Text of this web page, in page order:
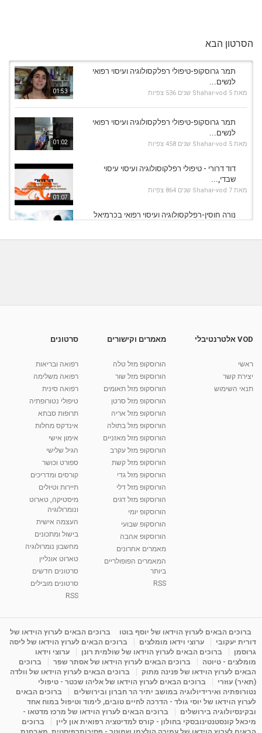
הסרטון הבא
01:53
תמר גרוסקופ-טיפולי רפלקסולוגיה ועיסוי רפואי
לנשים...
מאת Shahar-vod 5 שנים 536 צפיות
01:02
תמר גרוסקופ-טיפולי רפלקסולוגיה ועיסוי רפואי
לנשים...
מאת Shahar-vod 5 שנים 458 צפיות
01:07
דוד דרורי - טיפולי רפלקוסולוגיה ועיסוי עיסוי
שבדי,...
מאת Shahar-vod 7 שנים 864 צפיות
נורה חוסין-רפלקסולוגיה ועיסוי רפואי בכרמיאל
מאת
10:17
קרין גורן - העוגה המתגלצ’ת ללא קמח
38.5k צפיות
01:37
יוסי שר - מתמחה בשיטת אלכסנדר וטאי צ'י
2,734 צפיות
01:46
רנה רז-גילו -טיפול אנרגטי ויעוץ רוחני - נומרולוגית
2,310 צפיות
05:37
סודות בתאריך הלידה, משמעות חודש הלידה -
ינואר זינה ליבשיץ נומרולוגית
ליסה גרוסמן - המרכז לאימון התנהגותי - קשב
09:12
מדיטציה בדמיון מודרך - היכרות עם האני הפנימי
מאת admin 11 שנים 3,644 צפיות
פנינה מתוק - מרכז "נתיב הלב" בהרצליה-
מדיטציה-התחדשות
Shahar-vod
VOD אלטרנטיבלי
ראשי
יצירת קשר
תנאי השימוש
מאמרים וקישורים
הורוסקופ מזל טלה
הורוסקופ מזל שור
הורוסקופ מזל תאומים
הורוסקופ מזל סרטן
הורוסקופ מזל אריה
הורוסקופ מזל בתולה
הורוסקופ מזל מאזניים
הורוסקופ מזל עקרב
הורוסקופ מזל קשת
הורוסקופ מזל גדי
הורוסקופ מזל דלי
הורוסקופ מזל דגים
הורוסקופ יומי
הורוסקופ שבועי
הורוסקופ אהבה
מאמרים אחרונים
המאמרים הפופולריים
ביותר
RSS
סרטונים
רפואה ובריאות
רפואה משלימה
רפואה סינית
טיפולי נטורופתיה
תרופות סבתא
אינדקס מחלות
אימון אישי
הגיל שלישי
ספורט וכושר
קורסים ומדריכים
תיירות וטיולים
מיסטיקה, טארוט
ונומרולוגיה
העצמה אישית
בישול ומתכונים
מחשבון נומרולוגיה
טארוט אונליין
סרטונים חדשים
סרטונים מובילים
RSS
ברוכים הבאים לערוץ הוידאו של יוסף בוטו
ברוכים הבאים לערוץ הוידאו של
דורית יעקובי
ערוצי וידאו מומלצים
ברוכים הבאים לערוץ הוידאו של ליסה
גרוסמן
ברוכים הבאים לערוץ הוידאו של שולמית רונן
ערוצי וידאו
מומלצים - טיוטה
ברוכים הבאים לערוץ הוידאו של אסתר שפר
ברוכים
הבאים לערוץ הוידאו של פנינה מתוק
ברוכים הבאים לערוץ הוידאו של וולדה
(תאיר) עוזרי
ברוכים הבאים לערוץ הוידאו של אליהו שכטר - טיפולי
נטורופתיה ואירידיולוגיה במושב יתיר הר חברון ובירושלים
ברוכים הבאים
לערוץ הוידאו של יוסי גולד - הדרכה לחיים טובים, לימוד וטיפול במוח אחד
ובקינסיולוגיה בירושלים
ברוכים הבאים לערוץ הוידאו של מרכז מדטאו -
מיכאל קונסטנטינובסקי בחולון - קורס למדיטציה רפואית און ליין
ברוכים